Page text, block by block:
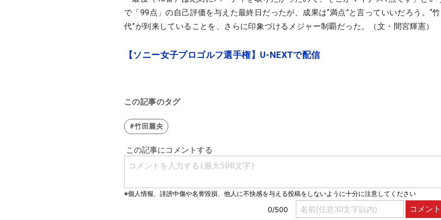
で「99点」の自己評価を与えた最終日だったが、成果は“満点”と言っていいだろう。“
代”が到来していることを、さらに印象づけるメジャー制覇だった。（文・間宮輝憲）
【ソニー女子プロゴルフ選手権】U-NEXTで配信
この記事のタグ
#竹田麗央